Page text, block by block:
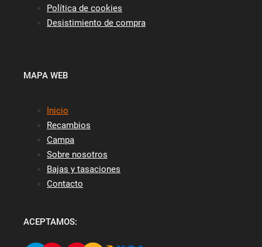
Política de cookies
Desistimiento de compra
MAPA WEB
Inicio
Recambios
Campa
Sobre nosotros
Bajas y tasaciones
Contacto
ACEPTAMOS: